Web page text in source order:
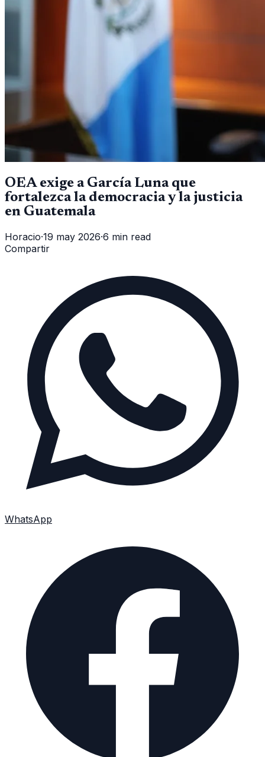
OEA exige a García Luna que
fortalezca la democracia y la justicia
en Guatemala
Horacio·19 may 2026·6 min read
Compartir
WhatsApp